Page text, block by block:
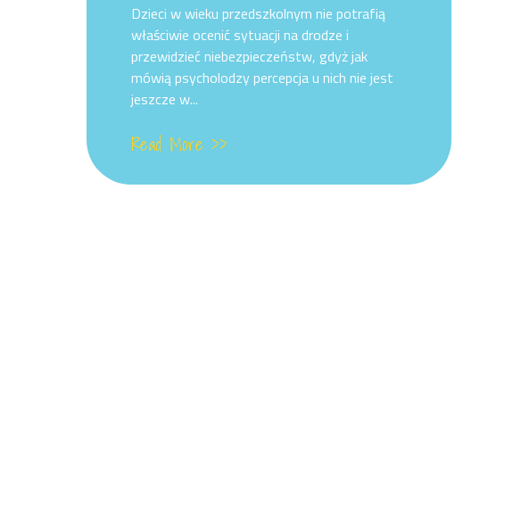
Dzieci w wieku przedszkolnym nie potrafią
właściwie ocenić sytuacji na drodze i
przewidzieć niebezpieczeństw, gdyż jak
mówią psycholodzy percepcja u nich nie jest
jeszcze w...
Read More >>